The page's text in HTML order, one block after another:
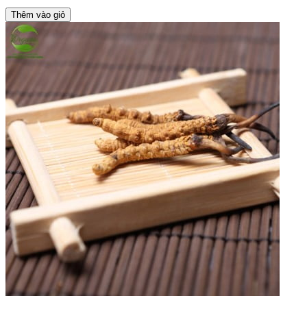
Thêm vào giỏ